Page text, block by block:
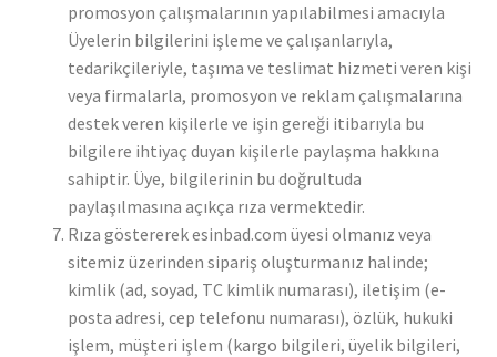
promosyon çalışmalarının yapılabilmesi amacıyla
Üyelerin bilgilerini işleme ve çalışanlarıyla,
tedarikçileriyle, taşıma ve teslimat hizmeti veren kişi
veya firmalarla, promosyon ve reklam çalışmalarına
destek veren kişilerle ve işin gereği itibarıyla bu
bilgilere ihtiyaç duyan kişilerle paylaşma hakkına
sahiptir. Üye, bilgilerinin bu doğrultuda
paylaşılmasına açıkça rıza vermektedir.
Rıza göstererek esinbad.com üyesi olmanız veya
sitemiz üzerinden sipariş oluşturmanız halinde;
kimlik (ad, soyad, TC kimlik numarası), iletişim (e-
posta adresi, cep telefonu numarası), özlük, hukuki
işlem, müşteri işlem (kargo bilgileri, üyelik bilgileri,